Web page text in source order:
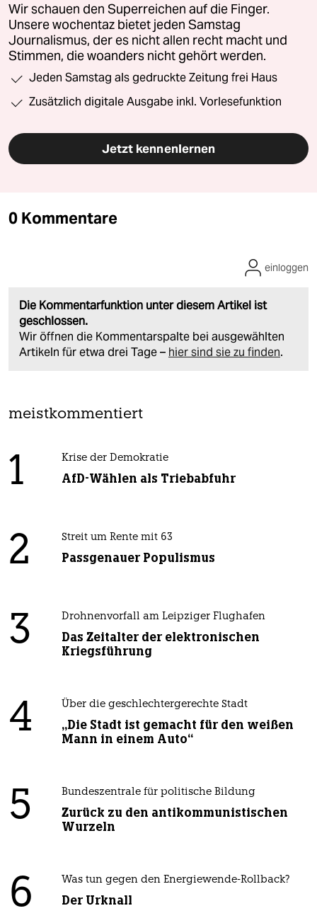
Wir schauen den Superreichen auf die Finger.
Unsere wochentaz bietet jeden Samstag
Journalismus, der es nicht allen recht macht und
Stimmen, die woanders nicht gehört werden.
Jeden Samstag als gedruckte Zeitung frei Haus
Zusätzlich digitale Ausgabe inkl. Vorlesefunktion
Jetzt kennenlernen
0 Kommentare
Die Kommentarfunktion unter diesem Artikel ist
geschlossen.
Wir öffnen die Kommentarspalte bei ausgewählten
Artikeln für etwa drei Tage – hier sind sie zu finden.
einloggen
meistkommentiert
1 Krise der Demokratie
AfD-Wählen als Triebabfuhr
2 Streit um Rente mit 63
Passgenauer Populismus
3 Drohnenvorfall am Leipziger Flughafen
Das Zeitalter der elektronischen
Kriegsführung
4 Über die geschlechtergerechte Stadt
„Die Stadt ist gemacht für den weißen
Mann in einem Auto“
5 Bundeszentrale für politische Bildung
Zurück zu den antikommunistischen
Wurzeln
6 Was tun gegen den Energiewende-Rollback?
Der Urknall